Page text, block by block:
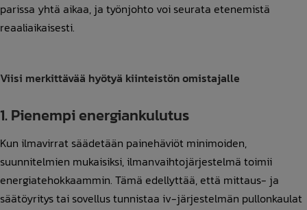
parissa yhtä aikaa, ja työnjohto voi seurata etenemistä
reaaliaikaisesti.
Viisi merkittävää hyötyä kiinteistön omistajalle
1. Pienempi energiankulutus
Kun ilmavirrat säädetään painehäviöt minimoiden,
suunnitelmien mukaisiksi, ilmanvaihtojärjestelmä toimii
energiatehokkaammin. Tämä edellyttää, että mittaus- ja
säätöyritys tai sovellus tunnistaa iv-järjestelmän pullonkaulat